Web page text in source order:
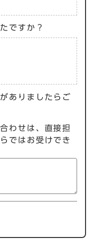
ですか？
ありましたらご
わせは、直接担
ではお受けでき